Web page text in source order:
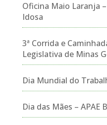
Oficina Maio Laranja
Idosa
3ª Corrida e
Legislativa de Minas
Dia Mundial do
Dia das Mães – APAE